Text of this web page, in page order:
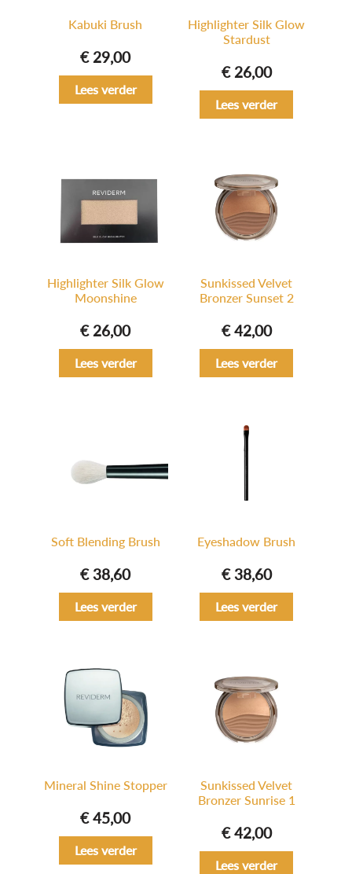
Kabuki Brush
€29,00
Lees verder
Highlighter Silk Glow
Stardust
€26,00
Lees verder
Highlighter Silk Glow
Moonshine
€26,00
Lees verder
Sunkissed Velvet
Bronzer Sunset 2
€42,00
Lees verder
Soft Blending Brush
€38,60
Lees verder
Eyeshadow Brush
€38,60
Lees verder
Mineral Shine Stopper
€45,00
Lees verder
Sunkissed Velvet
Bronzer Sunrise 1
€42,00
Lees verder